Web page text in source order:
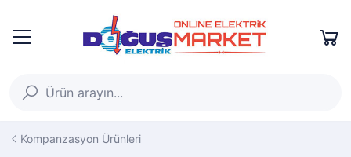
Kompanzasyon Ürünleri